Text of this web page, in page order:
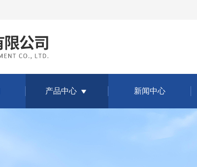
产品中心 新闻中心